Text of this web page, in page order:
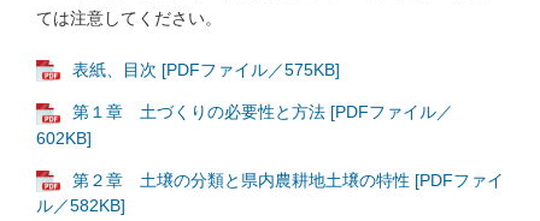
ては注意してください。
表紙、目次 [PDFファイル／575KB]
第１章 土づくりの必要性と方法 [PDFファイル／
602KB]
第２章 土壌の分類と県内農耕地土壌の特性 [PDFファイ
ル／582KB]